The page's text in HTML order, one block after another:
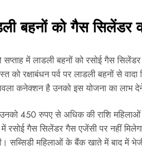
बहनों को गैस सिलेंडर
में लाडली बहनों को रसोई गैस
रक्षाबंधन पर्व पर लाडली बहनों से
कनेक्शन है उनको इस योजना का लाभ
उनको 450 रुपए से अधिक की राशि
रसोई गैस सिलेंडर गैस एजेंसी पर नहीं
सब्सिडी महिलाओं के बैंक खाते में बाद में